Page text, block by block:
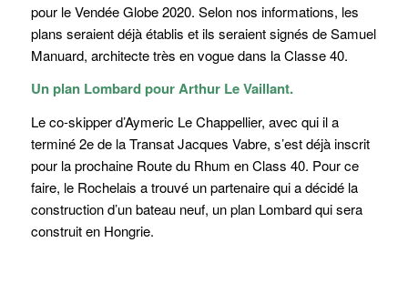
pour le Vendée Globe 2020. Selon nos informations, les
plans seraient déjà établis et ils seraient signés de Samuel
Manuard, architecte très en vogue dans la Classe 40.
Un plan Lombard pour Arthur Le Vaillant.
Le co-skipper d’Aymeric Le Chappellier, avec qui il a
terminé 2e de la Transat Jacques Vabre, s’est déjà inscrit
pour la prochaine Route du Rhum en Class 40. Pour ce
faire, le Rochelais a trouvé un partenaire qui a décidé la
construction d’un bateau neuf, un plan Lombard qui sera
construit en Hongrie.